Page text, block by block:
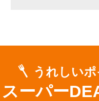
うれしい
スーパー